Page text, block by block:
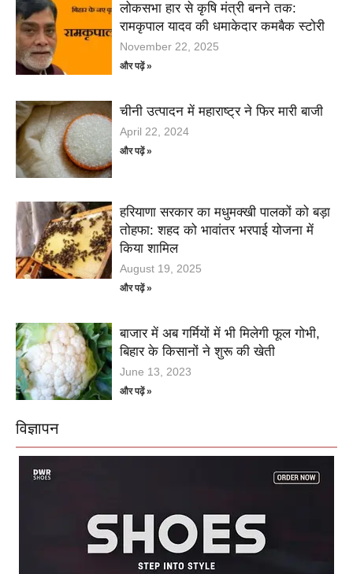
लोकसभा हार से कृषि मंत्री बनने तक:
रामकृपाल यादव की धमाकेदार कमबैक स्टोरी
November 22, 2025
और पढ़ें »
चीनी उत्पादन में महाराष्ट्र ने फिर मारी बाजी
April 22, 2024
और पढ़ें »
हरियाणा सरकार का मधुमक्खी पालकों को बड़ा
तोहफा: शहद को भावांतर भरपाई योजना में
किया शामिल
August 19, 2025
और पढ़ें »
बाजार में अब गर्मियों में भी मिलेगी फूल गोभी,
बिहार के किसानों ने शुरू की खेती
June 13, 2023
और पढ़ें »
विज्ञापन